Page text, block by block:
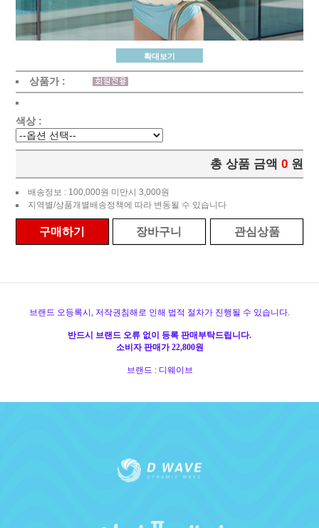
확대보기
상품가 :
색상 :
총 상품 금액 0 원
배송정보 : 100,000원 미만시 3,000원
지역별/상품개별배송정책에 따라 변동될 수 있습니다
구매하기 장바구니 관심상품
브랜드 오등록시, 저작권침해로 인해 법적 절차가 진행될 수 있습니다.
반드시 브랜드 오류 없이 등록 판매부탁드립니다.
소비자 판매가 22,800원
브랜드 : 디웨이브